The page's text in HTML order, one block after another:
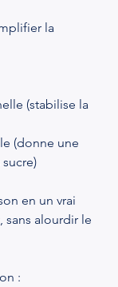
la
(stabilise la
(donne une
en un vrai
alourdir le
: